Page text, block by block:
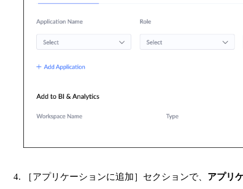
［アプリケーションに追加］セクションで、 アプリ